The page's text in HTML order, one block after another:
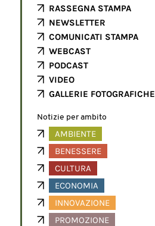
RASSEGNA STAMPA
NEWSLETTER
COMUNICATI STAMPA
WEBCAST
PODCAST
VIDEO
GALLERIE FOTOGRAFICHE
Notizie per ambito
AMBIENTE
BENESSERE
CULTURA
ECONOMIA
INNOVAZIONE
PROMOZIONE